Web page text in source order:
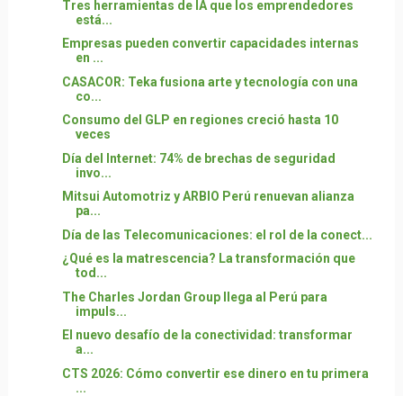
Tres herramientas de IA que los emprendedores
está...
Empresas pueden convertir capacidades internas
en ...
CASACOR: Teka fusiona arte y tecnología con una
co...
Consumo del GLP en regiones creció hasta 10
veces
Día del Internet: 74% de brechas de seguridad
invo...
Mitsui Automotriz y ARBIO Perú renuevan alianza
pa...
Día de las Telecomunicaciones: el rol de la conect...
¿Qué es la matrescencia? La transformación que
tod...
The Charles Jordan Group llega al Perú para
impuls...
El nuevo desafío de la conectividad: transformar
a...
CTS 2026: Cómo convertir ese dinero en tu primera
...